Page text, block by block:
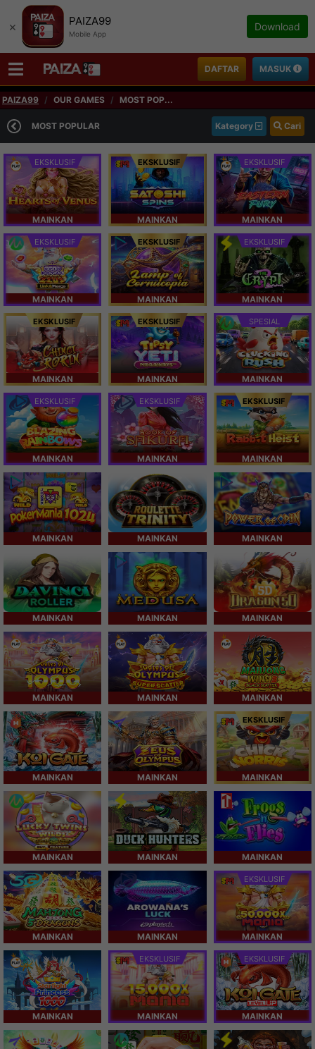
× PAIZA99
Mobile App
Download
DAFTAR MASUK
PAIZA99 OUR GAMES MOST POP...
MOST POPULAR Kategory Cari
EKSKLUSIF
MAINKAN
EKSKLUSIF
MAINKAN
EKSKLUSIF
MAINKAN
EKSKLUSIF
MAINKAN
EKSKLUSIF
MAINKAN
EKSKLUSIF
MAINKAN
EKSKLUSIF
MAINKAN
EKSKLUSIF
MAINKAN
SPESIAL
MAINKAN
EKSKLUSIF
MAINKAN
EKSKLUSIF
MAINKAN
EKSKLUSIF
MAINKAN
MAINKAN MAINKAN MAINKAN
MAINKAN MAINKAN MAINKAN
MAINKAN MAINKAN MAINKAN
MAINKAN MAINKAN
EKSKLUSIF
MAINKAN
MAINKAN MAINKAN MAINKAN
MAINKAN MAINKAN
EKSKLUSIF
MAINKAN
MAINKAN
EKSKLUSIF
MAINKAN
EKSKLUSIF
MAINKAN